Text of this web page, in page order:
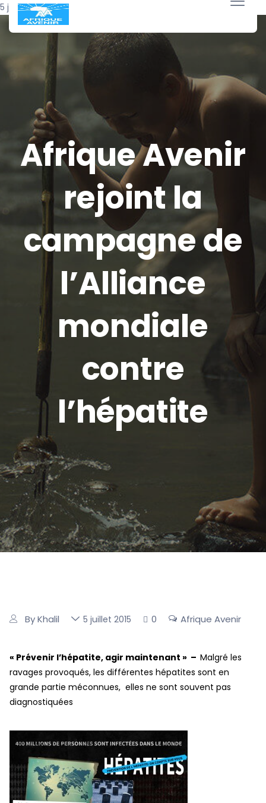
5 juillet 2015
Afrique Avenir
rejoint la
campagne de
l’Alliance
mondiale
contre
l’hépatite
By Khalil 5 juillet 2015 0 Afrique Avenir
« Prévenir l’hépatite, agir maintenant » – Malgré les
ravages provoqués, les différentes hépatites sont en
grande partie méconnues, elles ne sont souvent pas
diagnostiquées